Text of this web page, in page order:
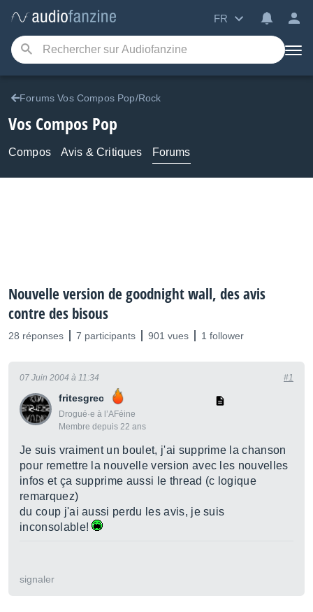
FR
Forums Vos Compos Pop/Rock
Vos Compos Pop
Compos Avis & Critiques Forums
Nouvelle version de goodnight wall, des avis
contre des bisous
28 réponses 7 participants 901 vues 1 follower
fritesgrec
Drogué·e à l’AFéine
Membre depuis 22 ans
07 Juin 2004 à 11:34 #1
Je suis vraiment un boulet, j'ai supprime la chanson
pour remettre la nouvelle version avec les nouvelles
infos et ça supprime aussi le thread (c logique
remarquez)
du coup j'ai aussi perdu les avis, je suis
inconsolable!
signaler